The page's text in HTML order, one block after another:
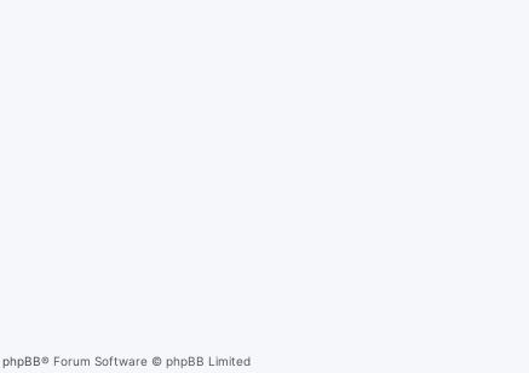
phpBB® Forum Software © phpBB Limited